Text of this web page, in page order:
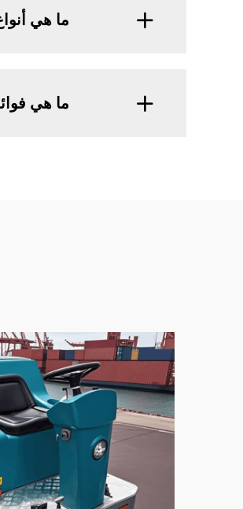
ما هي
ما هي